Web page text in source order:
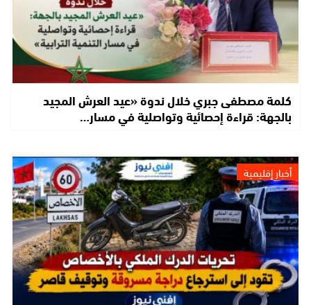
كلمة مصطفى جبري خلال ندوة «عيد العرش المجيد
بالجهة: قراءة إحصائية وتواصلية في مسار…
أخبار إقليمية